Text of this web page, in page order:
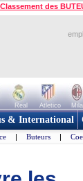
Classement des
Real Atletico
& International
| Buteurs |